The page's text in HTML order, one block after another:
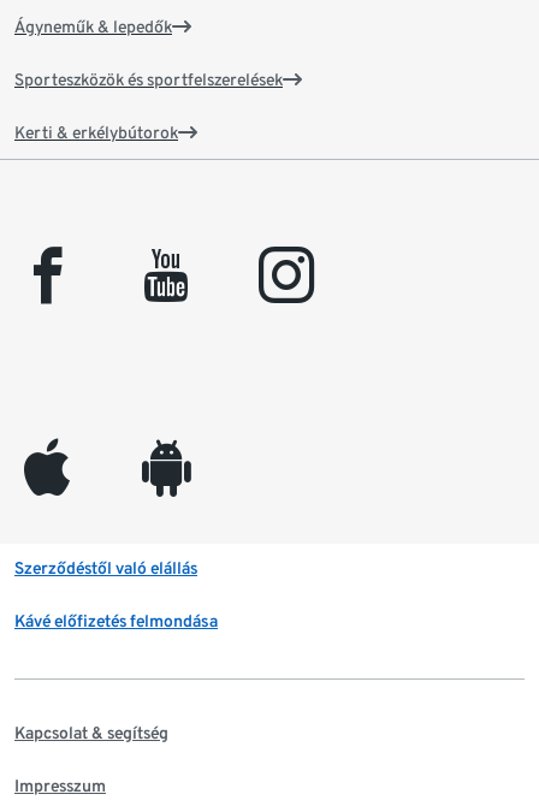
Ágyneműk & lepedők
Sporteszközök és sportfelszerelések
Kerti & erkélybútorok
facebook youtube instagram
appleinc android
Szerződéstől való elállás
Kávé előfizetés felmondása
Kapcsolat & segítség
Impresszum